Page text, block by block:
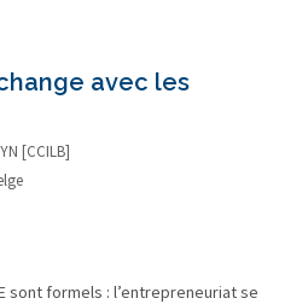
avec les
YN [CCILB]
sont formels : l’entrepreneuriat se